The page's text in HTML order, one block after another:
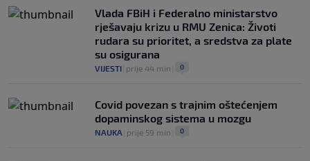
Vlada FBiH i Federalno ministarstvo
rješavaju krizu u RMU Zenica: Životi
rudara su prioritet, a sredstva za plate
su osigurana
VIJESTI prije 44 min 0
Covid povezan s trajnim oštećenjem
dopaminskog sistema u mozgu
NAUKA prije 59 min 0